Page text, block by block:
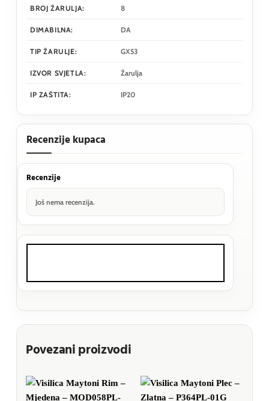
BROJ ŽARULJA: 8
DIMABILNA: DA
TIP ŽARULJE: GX53
IZVOR SVJETLA: Žarulja
IP ZAŠTITA: IP20
Recenzije kupaca
Recenzije
Još nema recenzija.
Povezani proizvodi